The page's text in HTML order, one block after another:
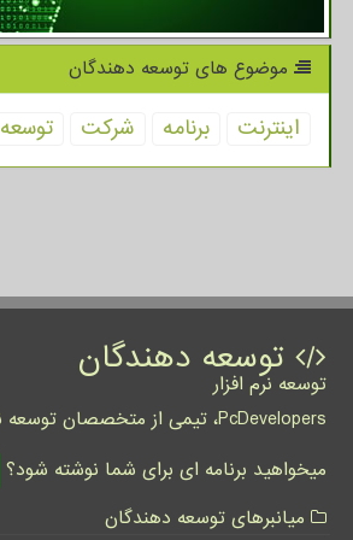
موضوع های توسعه دهندگان
اینترنت برنامه شركت توسعه
توسعه دهندگان
توسعه نرم افزار
PcDevelopers، تیمی از متخصصان توسعه نرم افزار که ایده های شما را به واقعیت تبدیل نموده و کسب و کار شما را متحول می کنند.
میخواهید برنامه ای برای شما نوشته شود؟
میانبرهای توسعه دهندگان